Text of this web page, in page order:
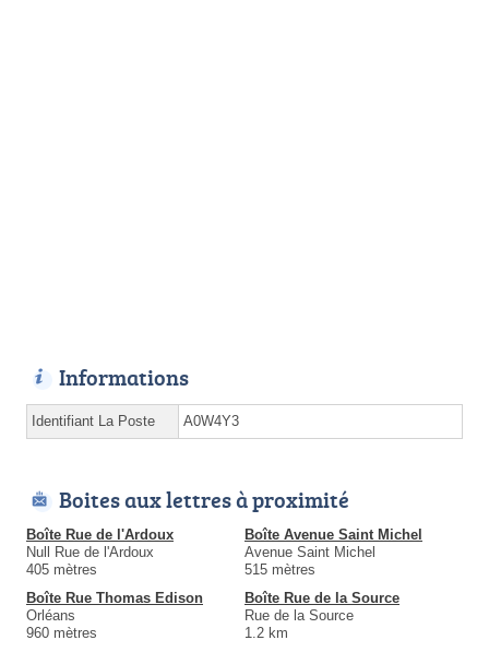
Informations
Identifiant La Poste A0W4Y3
Boites aux lettres à proximité
Boîte Rue de l'Ardoux
Null Rue de l'Ardoux
405 mètres
Boîte Avenue Saint Michel
Avenue Saint Michel
515 mètres
Boîte Rue Thomas Edison
Orléans
960 mètres
Boîte Rue de la Source
Rue de la Source
1.2 km